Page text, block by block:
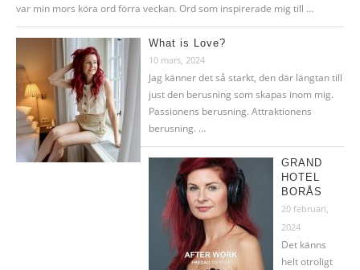
var min mors köra ord förra veckan. Ord som inspirerade mig till …
What is Love?
10 mars, 2024
Jag känner det så starkt, den där längtan till
just den berusning som skapas inom mig.
Passionens berusning. Attraktionens
berusning. …
GRAND
HOTEL
BORÅS
20 februari,
2024
Det känns
helt otroligt